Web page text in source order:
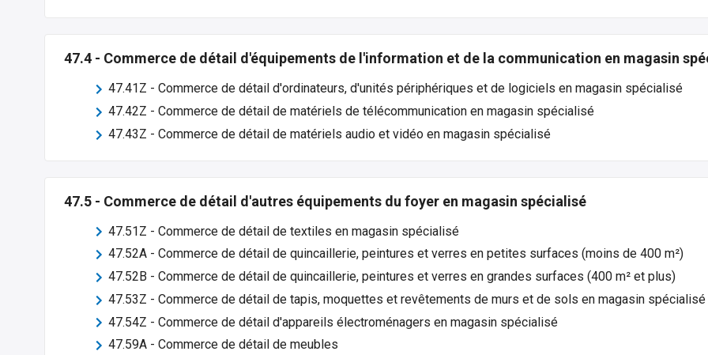
47.4 - Commerce de détail d'équipements de l'information et de la communication en magasin
47.41Z - Commerce de détail d'ordinateurs, d'unités périphériques et de logiciels en magasin spécialisé
47.42Z - Commerce de détail de matériels de télécommunication en magasin spécialisé
47.43Z - Commerce de détail de matériels audio et vidéo en magasin spécialisé
47.5 - Commerce de détail d'autres équipements du foyer en magasin spécialisé
47.51Z - Commerce de détail de textiles en magasin spécialisé
47.52A - Commerce de détail de quincaillerie, peintures et verres en petites surfaces (moins de 400 m²)
47.52B - Commerce de détail de quincaillerie, peintures et verres en grandes surfaces (400 m² et plus)
47.53Z - Commerce de détail de tapis, moquettes et revêtements de murs et de sols en magasin spécialisé
47.54Z - Commerce de détail d'appareils électroménagers en magasin spécialisé
47.59A - Commerce de détail de meubles